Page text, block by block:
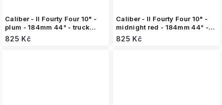
Caliber - II Fourty Four 10" -
plum - 184mm 44° - truck
(1ks)
825 Kč
Caliber - II Fourty Four 10" -
midnight red - 184mm 44° -
truck (1ks)
825 Kč